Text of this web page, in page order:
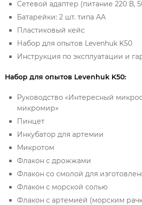
Сетевой адаптер (питание 220 В,
Батарейки: 2 шт. типа АА
Пластиковый кейс
Набор для опытов Levenhuk K50
Инструкция по эксплуатации и
Набор для опытов Levenhuk K50:
Руководство «Интересный
микромир»
Пинцет
Инкубатор для артемии
Микротом
Флакон с дрожжами
Флакон со смолой для
Флакон с морской солью
Флакон с артемией (морским